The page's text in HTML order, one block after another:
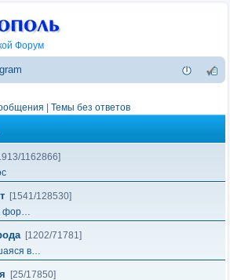
Форум
Темы без ответов
1162866]
[1541/128530]
фор…
[1202/71781]
в…
[25/17850]